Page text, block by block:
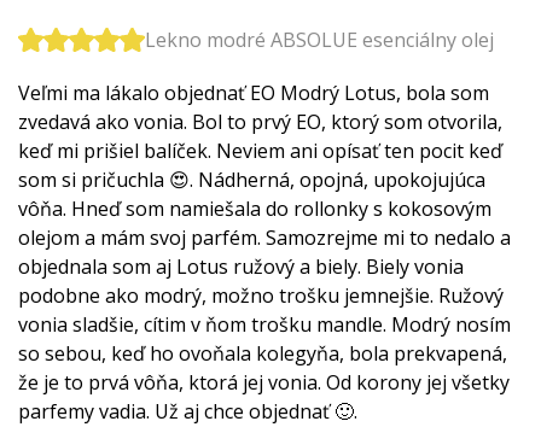
Lekno modré ABSOLUE esenciálny olej
Veľmi ma lákalo objednať EO Modrý Lotus, bola som
zvedavá ako vonia. Bol to prvý EO, ktorý som otvorila,
keď mi prišiel balíček. Neviem ani opísať ten pocit keď
som si pričuchla 😍. Nádherná, opojná, upokojujúca
vôňa. Hneď som namiešala do rollonky s kokosovým
olejom a mám svoj parfém. Samozrejme mi to nedalo a
objednala som aj Lotus ružový a biely. Biely vonia
podobne ako modrý, možno trošku jemnejšie. Ružový
vonia sladšie, cítim v ňom trošku mandle. Modrý nosím
so sebou, keď ho ovoňala kolegyňa, bola prekvapená,
že je to prvá vôňa, ktorá jej vonia. Od korony jej všetky
parfemy vadia. Už aj chce objednať 🙂.